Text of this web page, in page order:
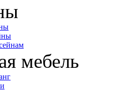
мебель